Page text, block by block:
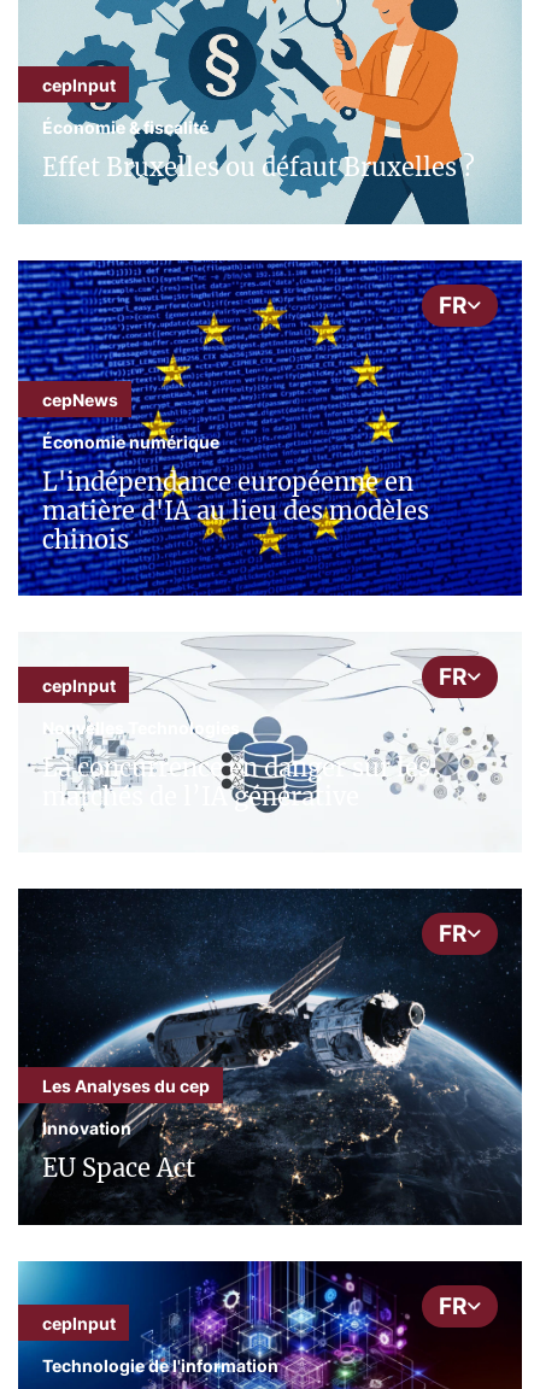
cepInput
Économie & fiscalité
Effet Bruxelles ou défaut Bruxelles ?
FR
cepNews
Économie numérique
L'indépendance européenne en
matière d'IA au lieu des modèles
chinois
FR
cepInput
Nouvelles Technologies
La concurrence en danger sur les
marchés de l’IA générative
FR
Les Analyses du cep
Innovation
EU Space Act
FR
cepInput
Technologie de l'information